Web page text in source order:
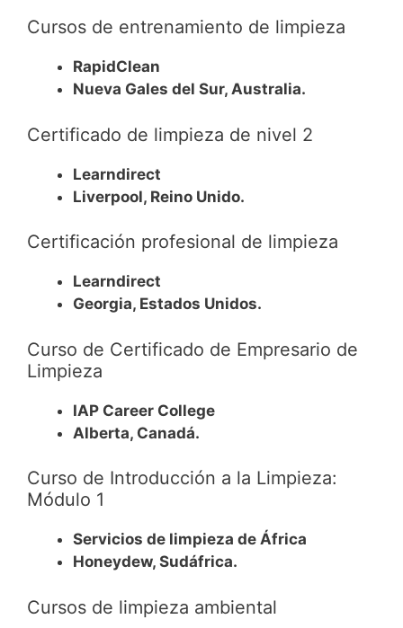
Cursos de entrenamiento de limpieza
RapidClean
Nueva Gales del Sur, Australia.
Certificado de limpieza de nivel 2
Learndirect
Liverpool, Reino Unido.
Certificación profesional de limpieza
Learndirect
Georgia, Estados Unidos.
Curso de Certificado de Empresario de
Limpieza
IAP Career College
Alberta, Canadá.
Curso de Introducción a la Limpieza:
Módulo 1
Servicios de limpieza de África
Honeydew, Sudáfrica.
Cursos de limpieza ambiental